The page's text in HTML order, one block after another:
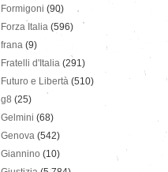
Formigoni (90)
Forza Italia (596)
frana (9)
Fratelli d'Italia (291)
Futuro e Libertà (510)
g8 (25)
Gelmini (68)
Genova (542)
Giannino (10)